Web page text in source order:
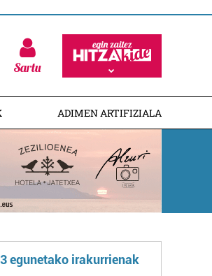
Sartu
ADIMEN ARTIFIZIALA
egunetako irakurrienak